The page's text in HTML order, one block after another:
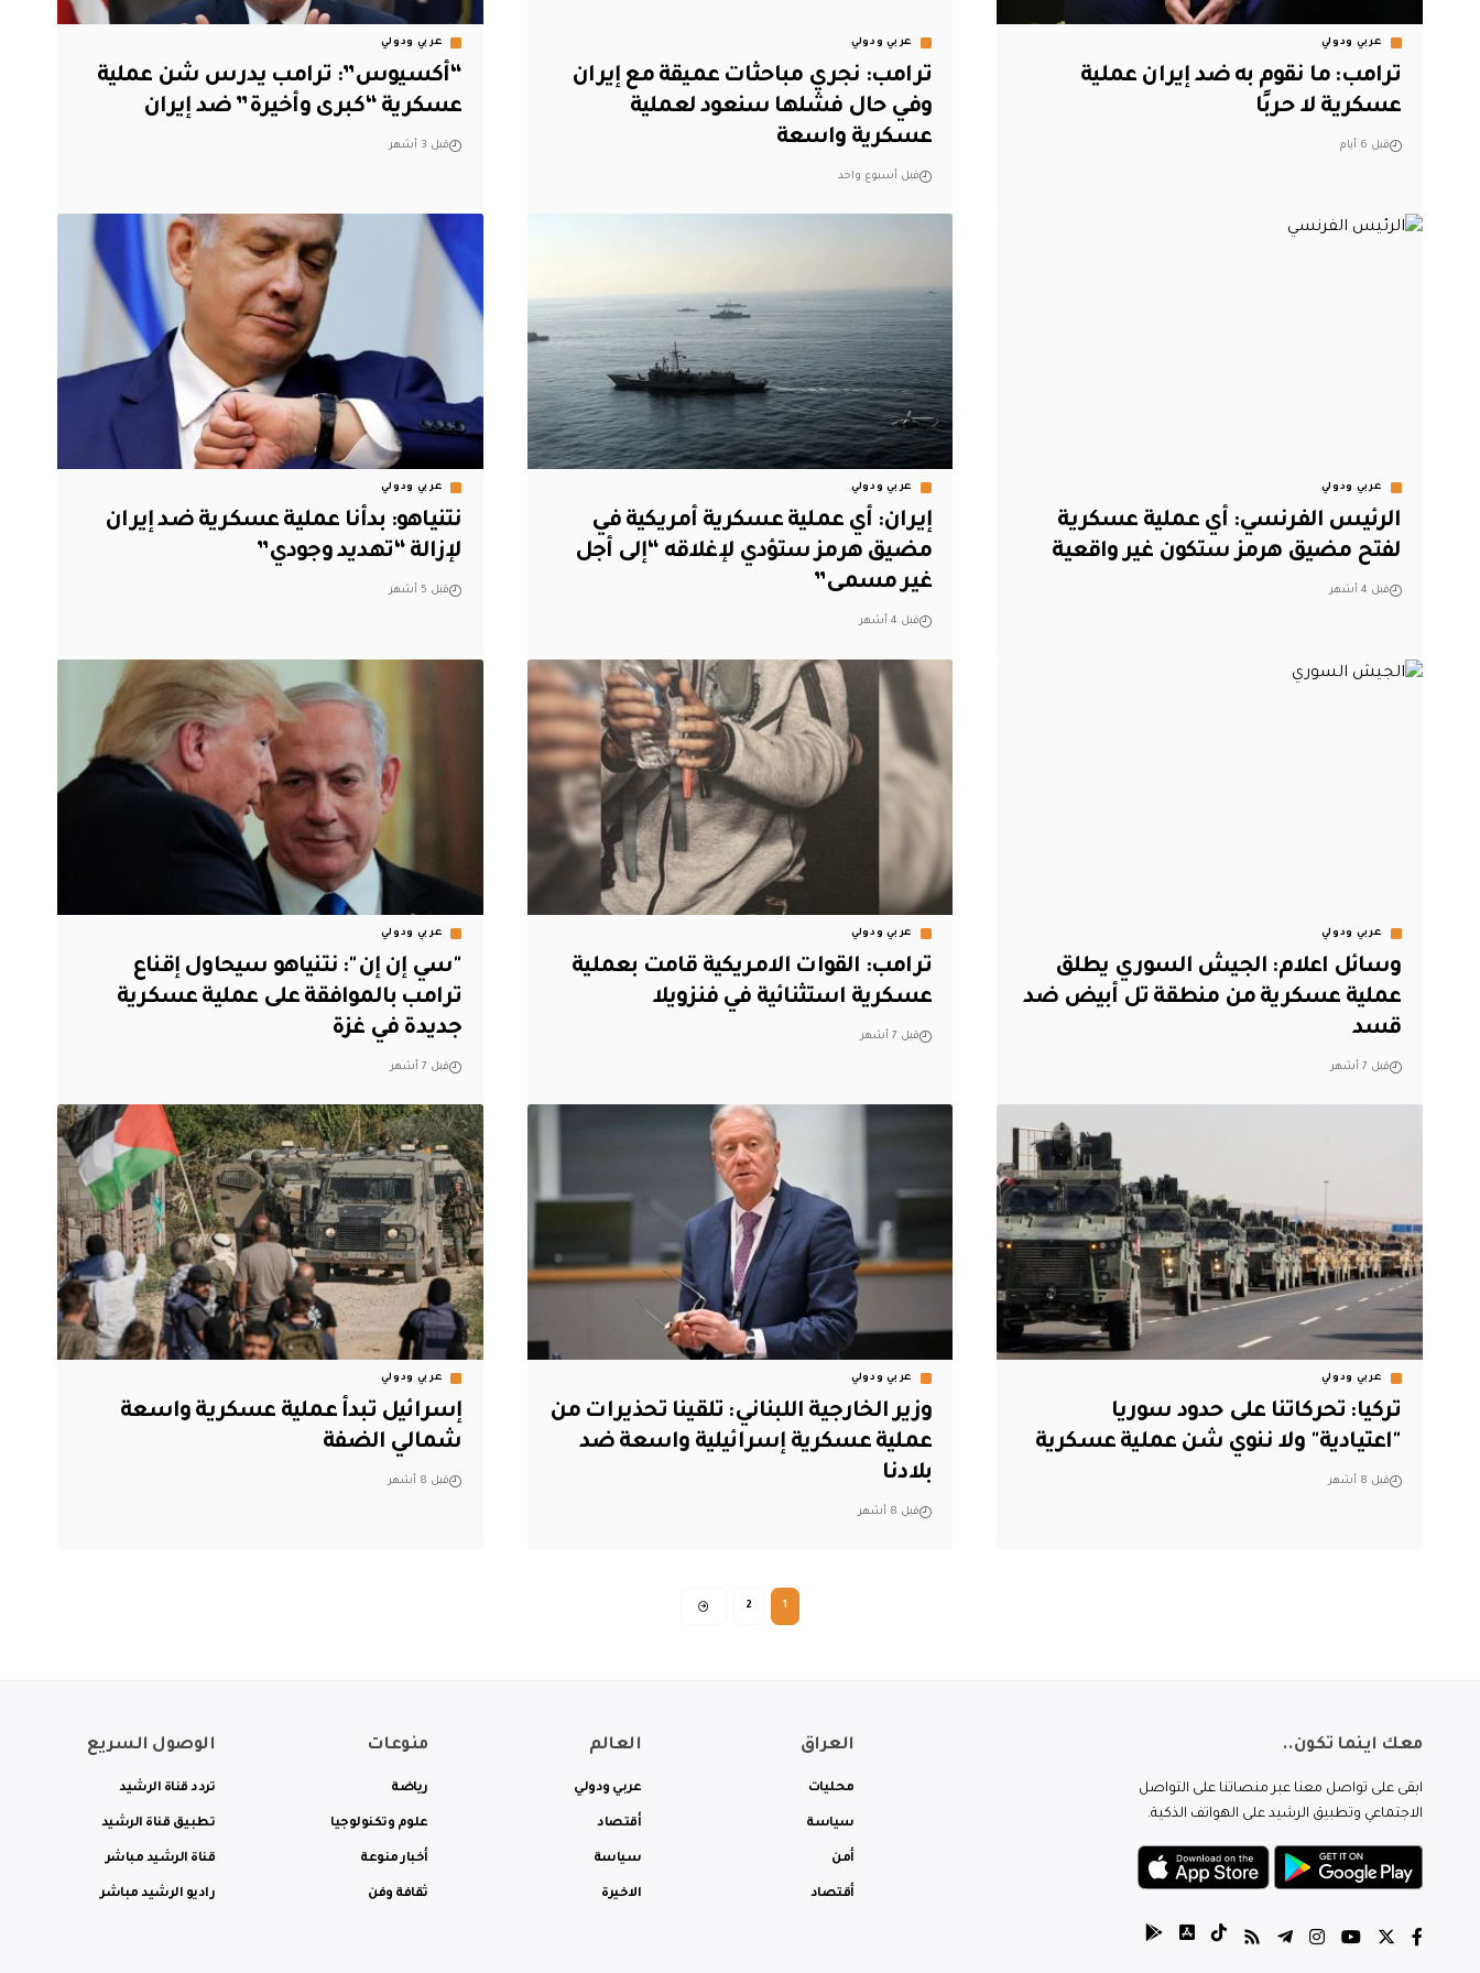
عربي ودولي
‏ترامب: ما نقوم به ضد إيران عملية
عسكرية لا حربًا
قبل 6 أيام
عربي ودولي
ترامب: نجري مباحثات عميقة مع إيران
وفي حال فشلها سنعود لعملية
عسكرية واسعة
قبل أسبوع واحد
عربي ودولي
“أكسيوس”: ترامب يدرس شن عملية
عسكرية “كبرى وأخيرة” ضد إيران
قبل 3 أشهر
عربي ودولي
الرئيس الفرنسي: أي عملية عسكرية
لفتح مضيق هرمز ستكون غير واقعية
قبل 4 أشهر
عربي ودولي
إيران: أي عملية عسكرية أمريكية في
مضيق هرمز ستؤدي لإغلاقه “إلى أجل
غير مسمى”
قبل 4 أشهر
عربي ودولي
نتنياهو: بدأنا عملية عسكرية ضد إيران
لإزالة “تهديد وجودي”
قبل 5 أشهر
عربي ودولي
وسائل اعلام: الجيش السوري يطلق
عملية عسكرية من منطقة تل أبيض ضد
قسد
قبل 7 أشهر
عربي ودولي
ترامب: القوات الامريكية قامت بعملية
عسكرية استثنائية في فنزويلا
قبل 7 أشهر
عربي ودولي
"سي إن إن": نتنياهو سيحاول إقناع
ترامب بالموافقة على عملية عسكرية
جديدة في غزة
قبل 7 أشهر
عربي ودولي
تركيا: تحركاتنا على حدود سوريا
"اعتيادية" ولا ننوي شن عملية عسكرية
قبل 8 أشهر
عربي ودولي
وزير الخارجية اللبناني: تلقينا تحذيرات من
عملية عسكرية إسرائيلية واسعة ضد
بلادنا
قبل 8 أشهر
عربي ودولي
إسرائيل تبدأ عملية عسكرية واسعة
شمالي الضفة
قبل 8 أشهر
1
2
معك اينما تكون..
ابقى على تواصل معنا عبر منصاتنا على التواصل
الاجتماعي وتطبيق الرشيد على الهواتف الذكية.
العراق
محليات
سياسة
أمن
أقتصاد
العالم
عربي ودولي
أقتصاد
سياسة
الاخيرة
منوعات
رياضة
علوم وتكنولوجيا
أخبار منوعة
ثقافة وفن
الوصول السريع
تردد قناة الرشيد
تطبيق قناة الرشيد
قناة الرشيد مباشر
راديو الرشيد مباشر